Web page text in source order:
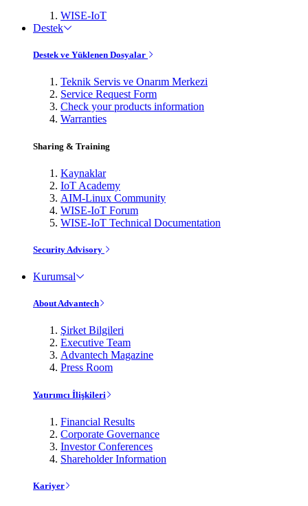
WISE-IoT
Destek
Destek ve Yüklenen Dosyalar
Teknik Servis ve Onarım Merkezi
Service Request Form
Check your products information
Warranties
Sharing & Training
Kaynaklar
IoT Academy
AIM-Linux Community
WISE-IoT Forum
WISE-IoT Technical Documentation
Security Advisory
Kurumsal
About Advantech
Şirket Bilgileri
Executive Team
Advantech Magazine
Press Room
Yatırımcı İlişkileri
Financial Results
Corporate Governance
Investor Conferences
Shareholder Information
Kariyer